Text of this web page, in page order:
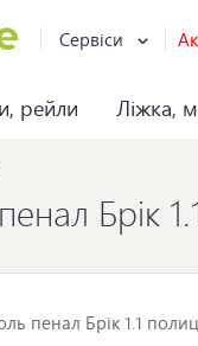
Сервіси
рейли Ліжка,
Брік